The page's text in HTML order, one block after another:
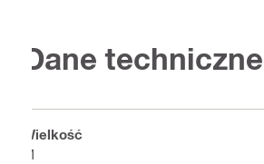
Dane techniczne
Wielkość
M